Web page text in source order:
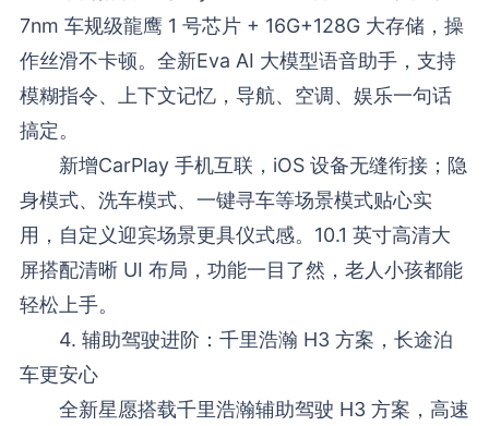
7nm 车规级龍鹰 1 号芯片 + 16G+128G 大存储，操
作丝滑不卡顿。全新Eva AI 大模型语音助手，支持
模糊指令、上下文记忆，导航、空调、娱乐一句话
搞定。
新增CarPlay 手机互联，iOS 设备无缝衔接；隐
身模式、洗车模式、一键寻车等场景模式贴心实
用，自定义迎宾场景更具仪式感。10.1 英寸高清大
屏搭配清晰 UI 布局，功能一目了然，老人小孩都能
轻松上手。
4. 辅助驾驶进阶：千里浩瀚 H3 方案，长途泊
车更安心
全新星愿搭载千里浩瀚辅助驾驶 H3 方案，高速